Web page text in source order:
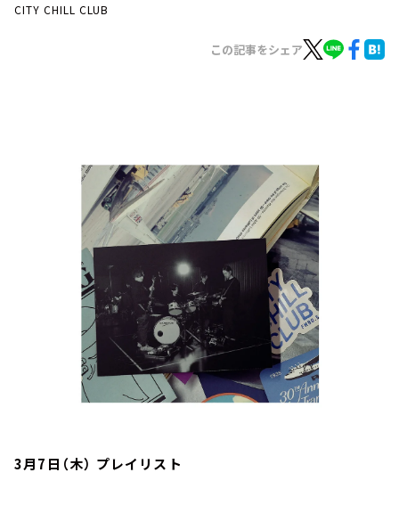
お知らせ
イベント・グッズ
YouTube
会社情報
CITY CHILL CLUB
この記事をシェア
3月7日（木） プレイリスト